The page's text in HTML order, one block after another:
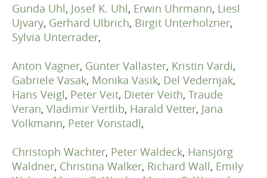
Gunda Uhl, Josef K. Uhl, Erwin Uhrmann, Liesl
Ujvary, Gerhard Ulbrich, Birgit Unterholzner,
Sylvia Unterrader,
Anton Vagner, Günter Vallaster, Kristin Vardi,
Gabriele Vasak, Monika Vasik, Del Vedernjak,
Hans Veigl, Peter Veit, Dieter Veith, Traude
Veran, Vladimir Vertlib, Harald Vetter, Jana
Volkmann, Peter Vonstadl,
Christoph Wachter, Peter Waldeck, Hansjörg
Waldner, Christina Walker, Richard Wall, Emily